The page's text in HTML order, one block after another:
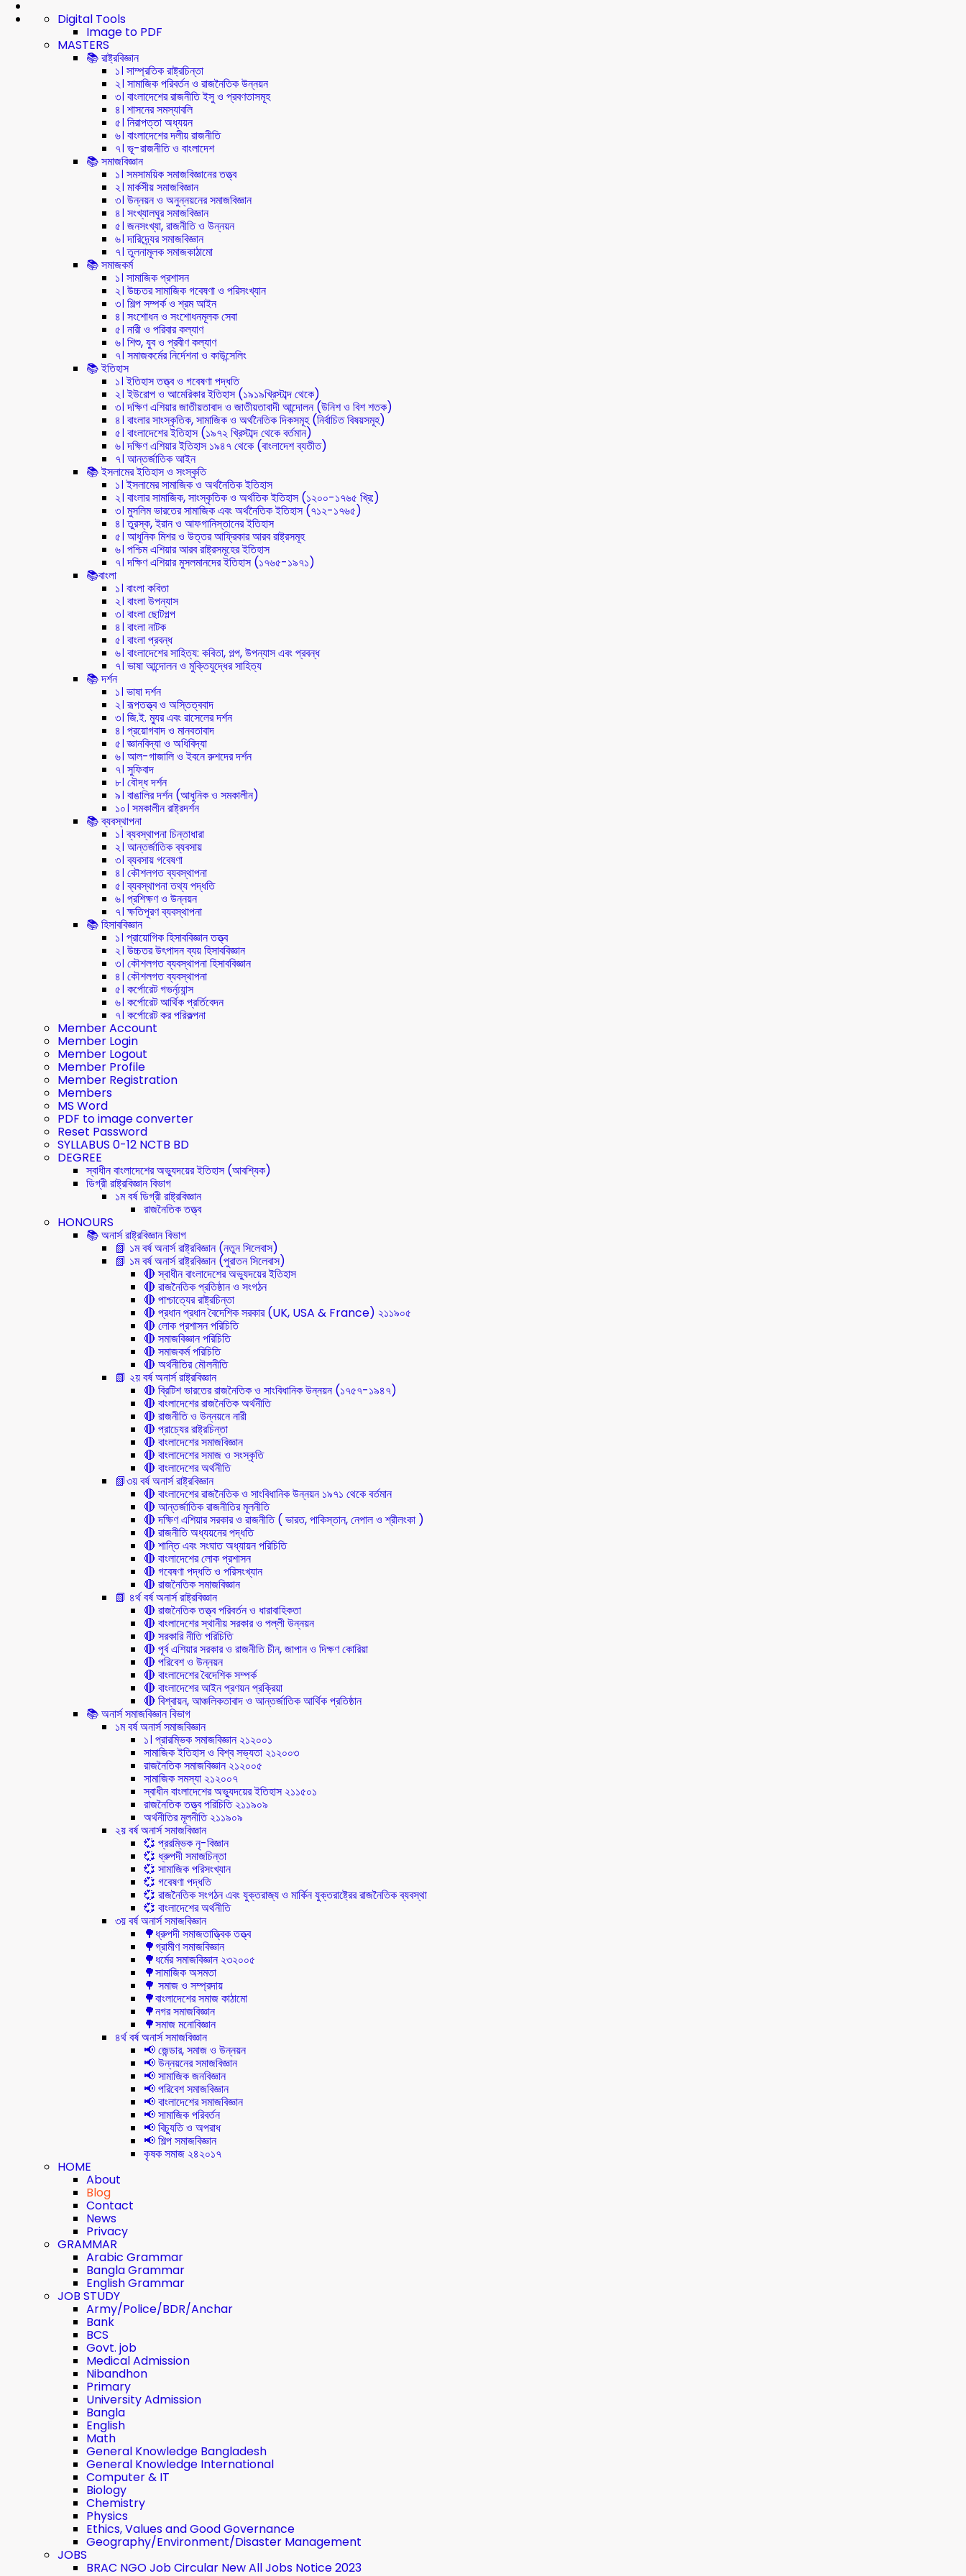
Digital Tools
Image to PDF
MASTERS
📚 রাষ্ট্রবিজ্ঞান
১। সাম্প্রতিক রাষ্ট্রচিন্তা
২। সামাজিক পরিবর্তন ও রাজনৈতিক উন্নয়ন
৩। বাংলাদেশের রাজনীতি ইসু ও প্রবণতাসমূহ
৪। শাসনের সমস্যাবলি
৫। নিরাপত্তা অধ্যয়ন
৬। বাংলাদেশের দলীয় রাজনীতি
৭। ভূ-রাজনীতি ও বাংলাদেশ
📚 সমাজবিজ্ঞান
১। সমসাময়িক সমাজবিজ্ঞানের তত্ত্ব
২। মার্কসীয় সমাজবিজ্ঞান
৩। উন্নয়ন ও অনুন্নয়নের সমাজবিজ্ঞান
৪। সংখ্যালঘুর সমাজবিজ্ঞান
৫। জনসংখ্যা, রাজনীতি ও উন্নয়ন
৬। দারিদ্র্যের সমাজবিজ্ঞান
৭। তুলনামূলক সমাজকাঠামো
📚 সমাজকর্ম
১। সামাজিক প্রশাসন
২। উচ্চতর সামাজিক গবেষণা ও পরিসংখ্যান
৩। শিল্প সম্পর্ক ও শ্রম আইন
৪। সংশোধন ও সংশোধনমূলক সেবা
৫। নারী ও পরিবার কল্যাণ
৬। শিশু, যুব ও প্রবীণ কল্যাণ
৭। সমাজকর্মের নির্দেশনা ও কাউন্সেলিং
📚 ইতিহাস
১। ইতিহাস তত্ত্ব ও গবেষণা পদ্ধতি
২। ইউরোপ ও আমেরিকার ইতিহাস (১৯১৯খ্রিস্টাব্দ থেকে)
৩। দক্ষিণ এশিয়ার জাতীয়তাবাদ ও জাতীয়তাবাদী আন্দোলন (উনিশ ও বিশ শতক)
৪। বাংলার সাংস্কৃতিক, সামাজিক ও অর্থনৈতিক দিকসমূহ (নির্বাচিত বিষয়সমূহ)
৫। বাংলাদেশের ইতিহাস (১৯৭২ খ্রিস্টাব্দ থেকে বর্তমান)
৬। দক্ষিণ এশিয়ার ইতিহাস ১৯৪৭ থেকে (বাংলাদেশ ব্যতীত)
৭। আন্তর্জাতিক আইন
📚 ইসলামের ইতিহাস ও সংস্কৃতি
১। ইসলামের সামাজিক ও অর্থনৈতিক ইতিহাস
২। বাংলার সামাজিক, সাংস্কৃতিক ও অর্থতিক ইতিহাস (১২০০-১৭৬৫ খ্রি:)
৩। মুসলিম ভারতের সামাজিক এবং অর্থনৈতিক ইতিহাস (৭১২-১৭৬৫)
৪। তুরস্ক, ইরান ও আফগানিস্তানের ইতিহাস
৫। আধুনিক মিশর ও উত্তর আফ্রিকার আরব রাষ্ট্রসমূহ
৬। পশ্চিম এশিয়ার আরব রাষ্ট্রসমূহের ইতিহাস
৭। দক্ষিণ এশিয়ার মুসলমানদের ইতিহাস (১৭৬৫-১৯৭১)
📚বাংলা
১। বাংলা কবিতা
২। বাংলা উপন্যাস
৩। বাংলা ছোটগল্প
৪। বাংলা নাটক
৫। বাংলা প্রবন্ধ
৬। বাংলাদেশের সাহিত্য: কবিতা, গল্প, উপন্যাস এবং প্রবন্ধ
৭। ভাষা আন্দোলন ও মুক্তিযুদ্ধের সাহিত্য
📚 দর্শন
১। ভাষা দর্শন
২। রূপতত্ত্ব ও অস্তিত্ববাদ
৩। জি.ই. ম্যুর এবং রাসেলের দর্শন
৪। প্রয়োগবাদ ও মানবতাবাদ
৫। জ্ঞানবিদ্যা ও অধিবিদ্যা
৬। আল-গাজালি ও ইবনে রুশদের দর্শন
৭। সুফিবাদ
৮। বৌদ্ধ দর্শন
৯। বাঙালির দর্শন (আধুনিক ও সমকালীন)
১০। সমকালীন রাষ্ট্রদর্শন
📚 ব্যবস্থাপনা
১। ব্যবস্থাপনা চিন্তাধারা
২। আন্তর্জাতিক ব্যবসায়
৩। ব্যবসায় গবেষণা
৪। কৌশলগত ব্যবস্থাপনা
৫। ব্যবস্থাপনা তথ্য পদ্ধতি
৬। প্রশিক্ষণ ও উন্নয়ন
৭। ক্ষতিপূরণ ব্যবস্থাপনা
📚 হিসাববিজ্ঞান
১। প্রায়োগিক হিসাববিজ্ঞান তত্ত্ব
২। উচ্চতর উৎপাদন ব্যয় হিসাববিজ্ঞান
৩। কৌশলগত ব্যবস্থাপনা হিসাববিজ্ঞান
৪। কৌশলগত ব্যবস্থাপনা
৫। কর্পোরেট গভর্ন্য্যান্স
৬। কর্পোরেট আর্থিক প্রর্তিবেদন
৭। কর্পোরেট কর পরিকল্পনা
Member Account
Member Login
Member Logout
Member Profile
Member Registration
Members
MS Word
PDF to image converter
Reset Password
SYLLABUS 0-12 NCTB BD
DEGREE
স্বাধীন বাংলাদেশের অভ্যুদয়ের ইতিহাস (আবশ্যিক)
ডিগ্রী রাষ্ট্রবিজ্ঞান বিভাগ
১ম বর্ষ ডিগ্রী রাষ্ট্রবিজ্ঞান
রাজনৈতিক তত্ত্ব
HONOURS
📚 অনার্স রাষ্ট্রবিজ্ঞান বিভাগ
📗 ১ম বর্ষ অনার্স রাষ্ট্রবিজ্ঞান (নতুন সিলেবাস)
📗 ১ম বর্ষ অনার্স রাষ্ট্রবিজ্ঞান (পুরাতন সিলেবাস)
🔴 স্বাধীন বাংলাদেশের অভ্যুদয়ের ইতিহাস
🔴 রাজনৈতিক প্রতিষ্ঠান ও সংগঠন
🔴 পাশ্চাত্যের রাষ্ট্রচিন্তা
🔴 প্রধান প্রধান বৈদেশিক সরকার (UK, USA & France) ২১১৯০৫
🔴 লোক প্রশাসন পরিচিতি
🔴 সমাজবিজ্ঞান পরিচিতি
🔴 সমাজকর্ম পরিচিতি
🔴 অর্থনীতির মৌলনীতি
📗 ২য় বর্ষ অনার্স রাষ্ট্রবিজ্ঞান
🔴 ব্রিটিশ ভারতের রাজনৈতিক ও সাংবিধানিক উন্নয়ন (১৭৫৭-১৯৪৭)
🔴 বাংলাদেশের রাজনৈতিক অর্থনীতি
🔴 রাজনীতি ও উন্নয়নে নারী
🔴 প্রাচ্যের রাষ্ট্রচিন্তা
🔴 বাংলাদেশের সমাজবিজ্ঞান
🔴 বাংলাদেশের সমাজ ও সংস্কৃতি
🔴 বাংলাদেশের অর্থনীতি
📗৩য় বর্ষ অনার্স রাষ্ট্রবিজ্ঞান
🔴 বাংলাদেশের রাজনৈতিক ও সাংবিধানিক উন্নয়ন ১৯৭১ থেকে বর্তমান
🔴 আন্তর্জাতিক রাজনীতির মূলনীতি
🔴 দক্ষিণ এশিয়ার সরকার ও রাজনীতি ( ভারত, পাকিস্তান, নেপাল ও শ্রীলংকা )
🔴 রাজনীতি অধ্যয়নের পদ্ধতি
🔴 শান্তি এবং সংঘাত অধ্যায়ন পরিচিতি
🔴 বাংলাদেশের লোক প্রশাসন
🔴 গবেষণা পদ্ধতি ও পরিসংখ্যান
🔴 রাজনৈতিক সমাজবিজ্ঞান
📗 ৪র্থ বর্ষ অনার্স রাষ্ট্রবিজ্ঞান
🔴 রাজনৈতিক তত্ত্ব পরিবর্তন ও ধারাবাহিকতা
🔴 বাংলাদেশের স্থানীয় সরকার ও পল্লী উন্নয়ন
🔴 সরকারি নীতি পরিচিতি
🔴 পূর্ব এশিয়ার সরকার ও রাজনীতি চীন, জাপান ও দিক্ষণ কোরিয়া
🔴 পরিবেশ ও উন্নয়ন
🔴 বাংলাদেশের বৈদেশিক সম্পর্ক
🔴 বাংলাদেশের আইন প্রণয়ন প্রক্রিয়া
🔴 বিশ্বায়ন, আঞ্চলিকতাবাদ ও আন্তর্জাতিক আর্থিক প্রতিষ্ঠান
📚 অনার্স সমাজবিজ্ঞান বিভাগ
১ম বর্ষ অনার্স সমাজবিজ্ঞান
১। প্রারম্ভিক সমাজবিজ্ঞান ২১২০০১
সামাজিক ইতিহাস ও বিশ্ব সভ্যতা ২১২০০৩
রাজনৈতিক সমাজবিজ্ঞান ২১২০০৫
সামাজিক সমস্যা ২১২০০৭
স্বাধীন বাংলাদেশের অভ্যুদয়ের ইতিহাস ২১১৫০১
রাজনৈতিক তত্ত্ব পরিচিতি ২১১৯০৯
অর্থনীতির মূলনীতি ২১১৯০৯
২য় বর্ষ অনার্স সমাজবিজ্ঞান
💞 প্ররম্ভিক নৃ-বিজ্ঞান
💞 ধ্রুপদী সমাজচিন্তা
💞 সামাজিক পরিসংখ্যান
💞 গবেষণা পদ্ধতি
💞 রাজনৈতিক সংগঠন এবং যুক্তরাজ্য ও মার্কিন যুক্তরাষ্ট্রের রাজনৈতিক ব্যবস্থা
💞 বাংলাদেশের অর্থনীতি
৩য় বর্ষ অনার্স সমাজবিজ্ঞান
🌳ধ্রুপদী সমাজতাত্ত্বিক তত্ত্ব
🌳গ্রামীণ সমাজবিজ্ঞান
🌳ধর্মের সমাজবিজ্ঞান ২৩২০০৫
🌳সামাজিক অসমতা
🌳 সমাজ ও সম্প্রদায়
🌳বাংলাদেশের সমাজ কাঠামো
🌳নগর সমাজবিজ্ঞান
🌳সমাজ মনোবিজ্ঞান
৪র্থ বর্ষ অনার্স সমাজবিজ্ঞান
📢 জেন্ডার, সমাজ ও উন্নয়ন
📢 উন্নয়নের সমাজবিজ্ঞান
📢 সামাজিক জনবিজ্ঞান
📢 পরিবেশ সমাজবিজ্ঞান
📢 বাংলাদেশের সমাজবিজ্ঞান
📢 সামাজিক পরিবর্তন
📢 বিচ্যুতি ও অপরাধ
📢 শিল্প সমাজবিজ্ঞান
কৃষক সমাজ ২৪২০১৭
HOME
About
Blog
Contact
News
Privacy
GRAMMAR
Arabic Grammar
Bangla Grammar
English Grammar
JOB STUDY
Army/Police/BDR/Anchar
Bank
BCS
Govt. job
Medical Admission
Nibandhon
Primary
University Admission
Bangla
English
Math
General Knowledge Bangladesh
General Knowledge International
Computer & IT
Biology
Chemistry
Physics
Ethics, Values ​​and Good Governance
Geography/Environment/Disaster Management
JOBS
BRAC NGO Job Circular New All Jobs Notice 2023